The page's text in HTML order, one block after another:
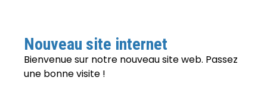
Nouveau site internet
Bienvenue sur notre nouveau site web. Passez
une bonne visite !